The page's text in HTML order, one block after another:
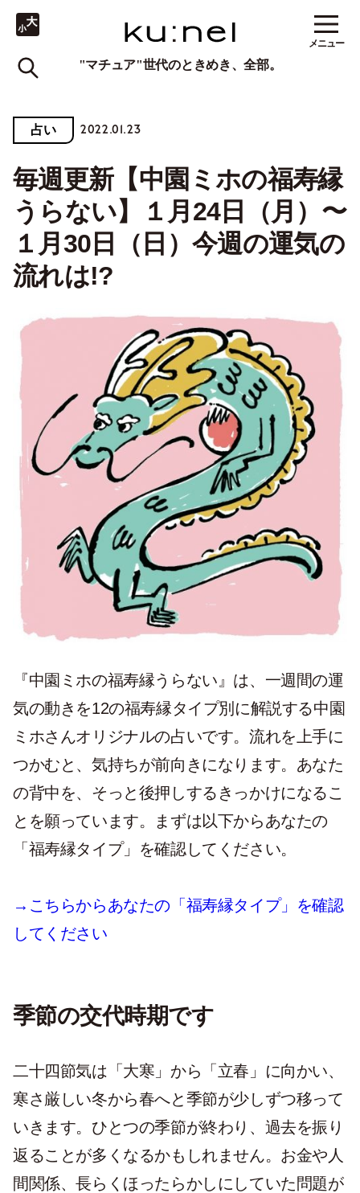
"マチュア"世代のときめき、全部。
メニュー
占い 2022.01.23
毎週更新【中園ミホの福寿縁
うらない】１月24日（月）〜
１月30日（日）今週の運気の
流れは!?
『中園ミホの福寿縁うらない』は、一週間の運
気の動きを12の福寿縁タイプ別に解説する中園
ミホさんオリジナルの占いです。流れを上手に
つかむと、気持ちが前向きになります。あなた
の背中を、そっと後押しするきっかけになるこ
とを願っています。まずは以下からあなたの
「福寿縁タイプ」を確認してください。
→こちらからあなたの「福寿縁タイプ」を確認
してください
季節の交代時期です
二十四節気は「大寒」から「立春」に向かい、
寒さ厳しい冬から春へと季節が少しずつ移って
いきます。ひとつの季節が終わり、過去を振り
返ることが多くなるかもしれません。お金や人
間関係、長らくほったらかしにしていた問題が